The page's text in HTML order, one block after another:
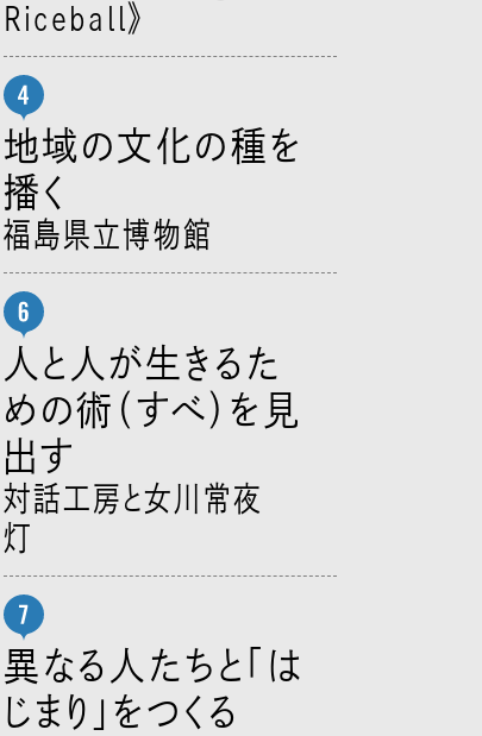
Riceball》
地域の文化の種を
播く
福島県立博物館
人と人が生きるた
めの術（すべ）を見
出す
対話工房と女川常夜
灯
異なる人たちと「は
じまり」をつくる